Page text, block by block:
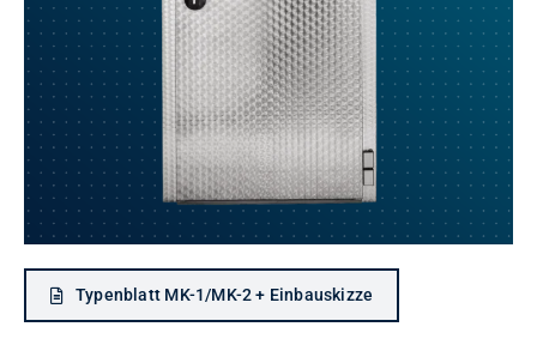
Kontakt
Typenblatt MK-1/MK-2 + Einbauskizze